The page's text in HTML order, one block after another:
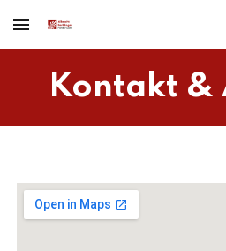
Skip to main content
Kontakt &